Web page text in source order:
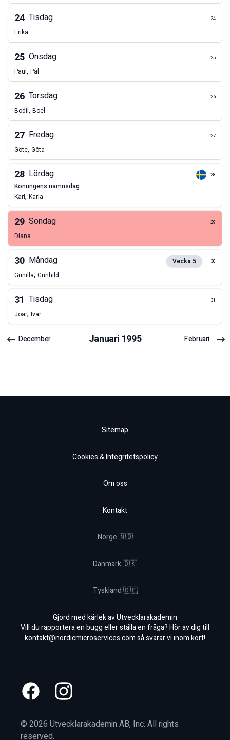
24 Tisdag 24
Erika
25 Onsdag 25
Paul, Pål
26 Torsdag 26
Bodil, Boel
27 Fredag 27
Göte, Göta
28 Lördag 28
konungens namnsdag
Karl, Karla
29 Söndag 29
Diana
30 Måndag Vecka 5 30
Gunilla, Gunhild
31 Tisdag 31
Joar, Ivar
December Januari 1995 Februari
Sitemap
Cookies & Integritetspolicy
Om oss
Kontakt
Norge 🇳🇴
Danmark 🇩🇰
Tyskland 🇩🇪
Gjord med kärlek av Utvecklarakademin
Vill du rapportera en bugg eller ställa en fråga? Hör av dig till
kontakt@nordicmicroservices.comså svarar vi inom kort!
FacebookInstagram
© 2026 Utvecklarakademin AB, Inc. All rights
reserved.